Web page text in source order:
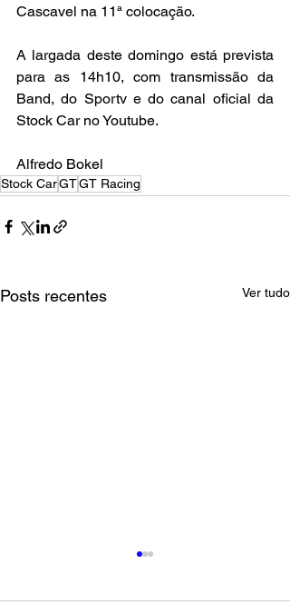
Cascavel na 11ª colocação.
A largada deste domingo está prevista
para as 14h10, com transmissão da
Band, do Sportv e do canal oficial da
Stock Car no Youtube.
Alfredo Bokel
Stock CarGTGT Racing
Posts recentes Ver tudo